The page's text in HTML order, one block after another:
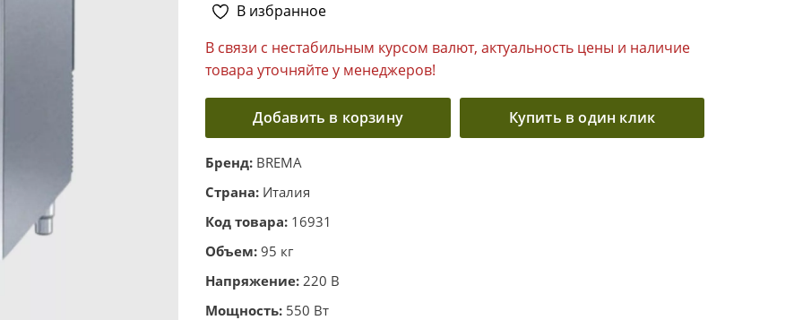
В избранное
В связи с нестабильным курсом валют, актуальность цены и наличие
товара уточняйте у менеджеров!
Добавить в корзину Купить в один клик
Бренд: BREMA
Страна: Италия
Код товара: 16931
Объем: 95 кг
Напряжение: 220 В
Мощность: 550 Вт